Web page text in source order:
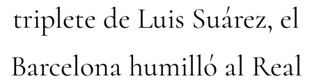
triplete de Luis Suárez, el
Barcelona humilló al Real